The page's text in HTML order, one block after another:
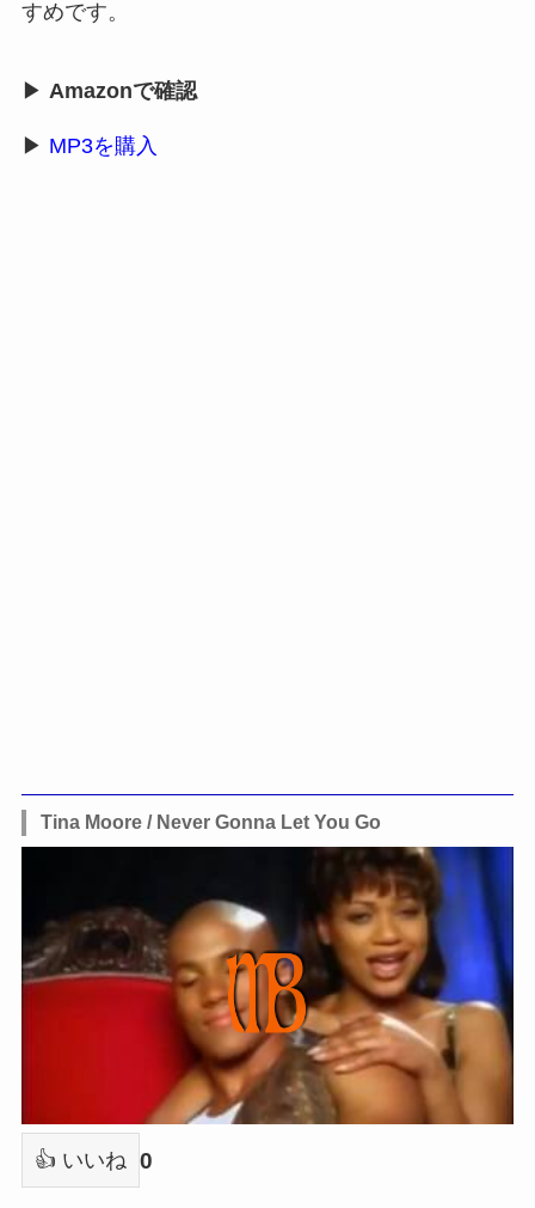
すめです。
▶ Amazonで確認
▶ MP3を購入
Tina Moore / Never Gonna Let You Go
👍 いいね 0